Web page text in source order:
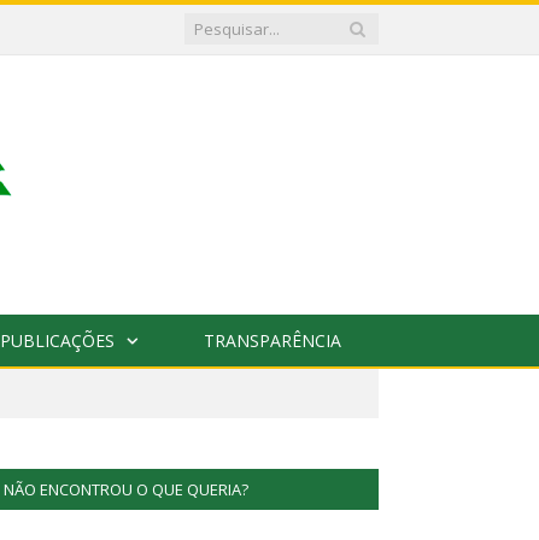
PUBLICAÇÕES TRANSPARÊNCIA
NÃO ENCONTROU O QUE QUERIA?